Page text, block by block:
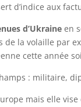
d’indice aux
d’Ukraine en
de la volaille par
cette année
: militaire,
mais elle